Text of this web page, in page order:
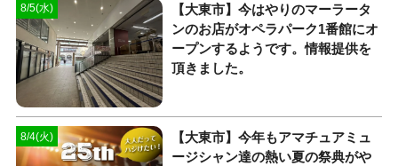
8/5(水)
【大東市】今はやりのマーラータ
ンのお店がオペラパーク1番館にオ
ープンするようです。情報提供を
頂きました。
8/4(火)
【大東市】今年もアマチュアミュ
ージシャン達の熱い夏の祭典がや